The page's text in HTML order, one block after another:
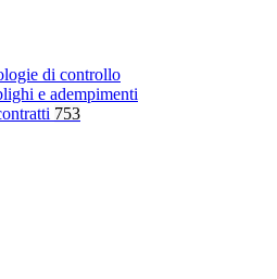
di controllo
e adempimenti
753